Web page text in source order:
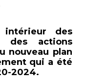
intérieur des
des actions
nouveau plan
qui a été
2024.